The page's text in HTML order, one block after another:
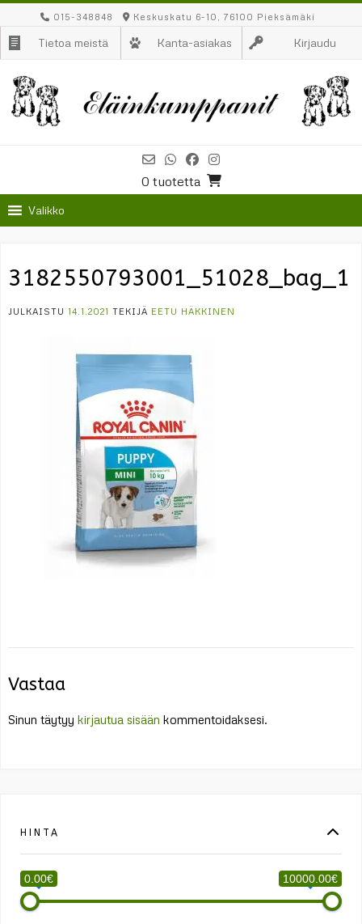
to
content
015-348848 Keskuskatu 6-10, 76100 Pieksämäki
Tietoa meistä Kanta-asiakas Kirjaudu
0 tuotetta
Valikko
3182550793001_51028_bag_1
JULKAISTU 14.1.2021 TEKIJÄ EETU HÄKKINEN
Vastaa
Sinun täytyy kirjautua sisään kommentoidaksesi.
HINTA
0.00€ 10000.00€